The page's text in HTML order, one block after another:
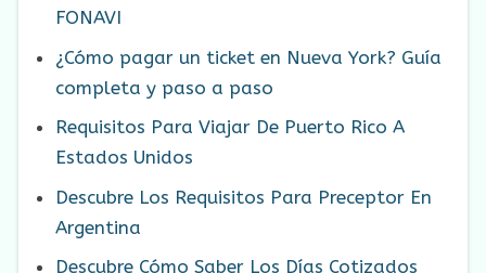
FONAVI
¿Cómo pagar un ticket en Nueva York? Guía
completa y paso a paso
Requisitos Para Viajar De Puerto Rico A
Estados Unidos
Descubre Los Requisitos Para Preceptor En
Argentina
Descubre Cómo Saber Los Días Cotizados